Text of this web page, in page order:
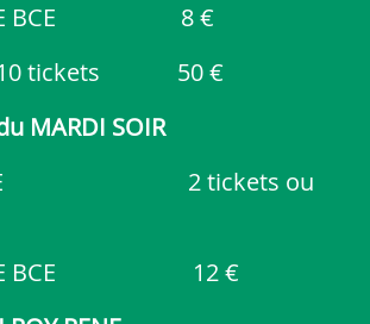
BCE 8 €
10 tickets 50 €
MARDI SOIR
BCE 2 tickets ou
BCE 12 €